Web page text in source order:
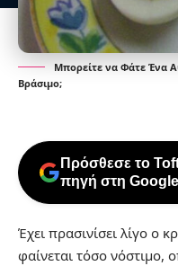
Μπορείτε να Φάτε Ένα
Βράσιμο;
Πρόσθεσε το
πηγή στη Google
Έχει πρασινίσει λίγο ο
φαίνεται τόσο νόστιμο,